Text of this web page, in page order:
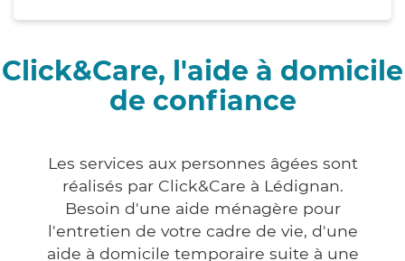
Click&Care, l'aide à domicile
de confiance
Les services aux personnes âgées sont
réalisés par Click&Care à Lédignan.
Besoin d'une aide ménagère pour
l'entretien de votre cadre de vie, d'une
aide à domicile temporaire suite à une